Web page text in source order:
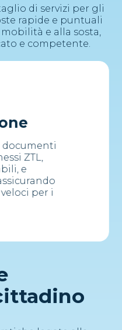
di servizi per gli
rapide e puntuali
e alla sosta,
e competente.
documenti
ZTL,
e
per i